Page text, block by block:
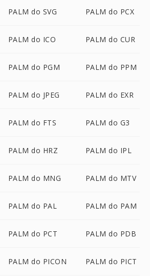
PALM do SVG PALM do PCX
PALM do ICO PALM do CUR
PALM do PGM PALM do PPM
PALM do JPEG PALM do EXR
PALM do FTS PALM do G3
PALM do HRZ PALM do IPL
PALM do MNG PALM do MTV
PALM do PAL PALM do PAM
PALM do PCT PALM do PDB
PALM do PICON PALM do PICT